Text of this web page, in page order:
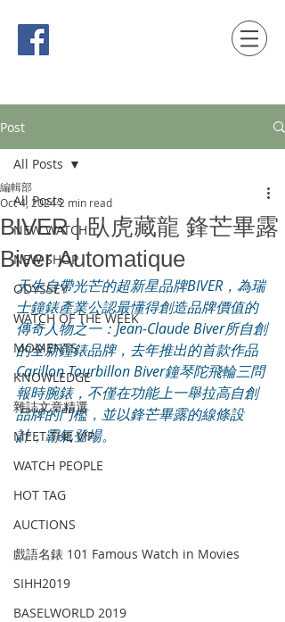
Post
All Posts
NEW WATCH
NEW SHOP
ODYSSEY
WATCH OF THE WEEK
MOMENTS
KNOWLEDGE
雜誌文章精選
MEET THE VIP
WATCH PEOPLE
HOT TAG
AUCTIONS
戲語名錶 101 Famous Watch in Movies
SIHH2019
BASELWORLD 2019
All Posts
BIVER | 臥虎藏龍 鋒芒畢露
Biver Automatique
編輯部
Oct 4, 20242 min read
天生自帶光芒的超新星品牌BIVER，為瑞
士鐘錶產業公認最懂得創造品牌價值的
傳奇人物之一：Jean-Claude Biver所自創
的全新鐘錶品牌，去年推出的首款作品
Carillon Tourbillon Biver鐘琴陀飛輪三問
報時腕錶，不僅在功能上一舉拉高自創
品牌的門檻，並以鋒芒畢露的線條設
計，霸氣登場。